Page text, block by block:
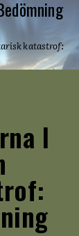
katastrof:
I